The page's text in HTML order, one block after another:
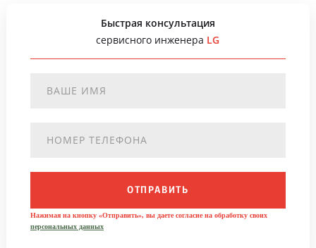
Быстрая консультация
сервисного инженера LG
ОТПРАВИТЬ
Нажимая на кнопку «Отправить», вы даете согласие на обработку своих
персональных данных